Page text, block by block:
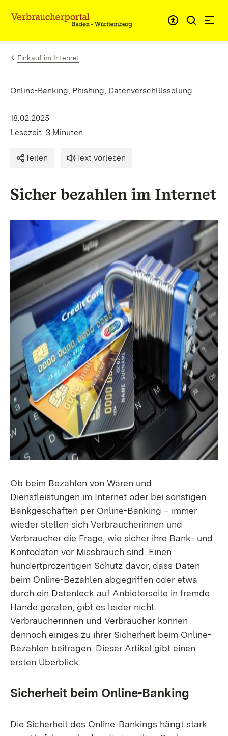
Zum Inhalt springen
Link zur Startseite
Einkauf im Internet
Online-Banking, Phishing, Datenverschlüsselung
18.02.2025
Lesezeit: 3 Minuten
Teilen Text vorlesen
Sicher bezahlen im Internet
Ob beim Bezahlen von Waren und
Dienstleistungen im Internet oder bei sonstigen
Bankgeschäften per Online-Banking – immer
wieder stellen sich Verbraucherinnen und
Verbraucher die Frage, wie sicher ihre Bank- und
Kontodaten vor Missbrauch sind. Einen
hundertprozentigen Schutz davor, dass Daten
beim Online-Bezahlen abgegriffen oder etwa
durch ein Datenleck auf Anbieterseite in fremde
Hände geraten, gibt es leider nicht.
Verbraucherinnen und Verbraucher können
dennoch einiges zu ihrer Sicherheit beim Online-
Bezahlen beitragen. Dieser Artikel gibt einen
ersten Überblick.
Sicherheit beim Online-Banking
Die Sicherheit des Online-Bankings hängt stark